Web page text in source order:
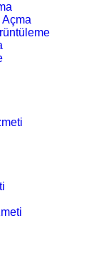
Açma